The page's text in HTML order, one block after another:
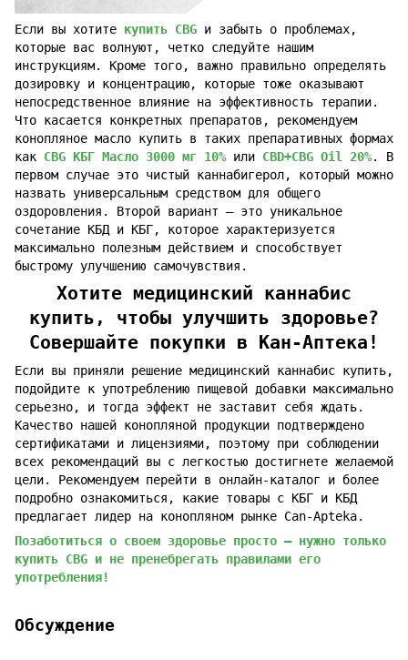
Если вы хотите купить CBG и забыть о проблемах,
которые вас волнуют, четко следуйте нашим
инструкциям. Кроме того, важно правильно определять
дозировку и концентрацию, которые тоже оказывают
непосредственное влияние на эффективность терапии.
Что касается конкретных препаратов, рекомендуем
конопляное масло купить в таких препаративных формах
как CBG КБГ Масло 3000 мг 10%или CBD+CBG Oil 20%. В
первом случае это чистый каннабигерол, который можно
назвать универсальным средством для общего
оздоровления. Второй вариант – это уникальное
сочетание КБД и КБГ, которое характеризуется
максимально полезным действием и способствует
быстрому улучшению самочувствия.
Хотите медицинский каннабис
купить, чтобы улучшить здоровье?
Совершайте покупки в Кан-Аптека!
Если вы приняли решение медицинский каннабис купить,
подойдите к употреблению пищевой добавки максимально
серьезно, и тогда эффект не заставит себя ждать.
Качество нашей конопляной продукции подтверждено
сертификатами и лицензиями, поэтому при соблюдении
всех рекомендаций вы с легкостью достигнете желаемой
цели. Рекомендуем перейти в онлайн-каталог и более
подробно ознакомиться, какие товары с КБГ и КБД
предлагает лидер на конопляном рынке Can-Apteka.
Позаботиться о своем здоровье просто – нужно только
купить CBG и не пренебрегать правилами его
употребления!
Обсуждение